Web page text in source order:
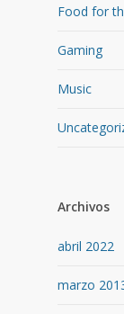
Food for
Gaming
Music
Archivos
abril 2022
marzo